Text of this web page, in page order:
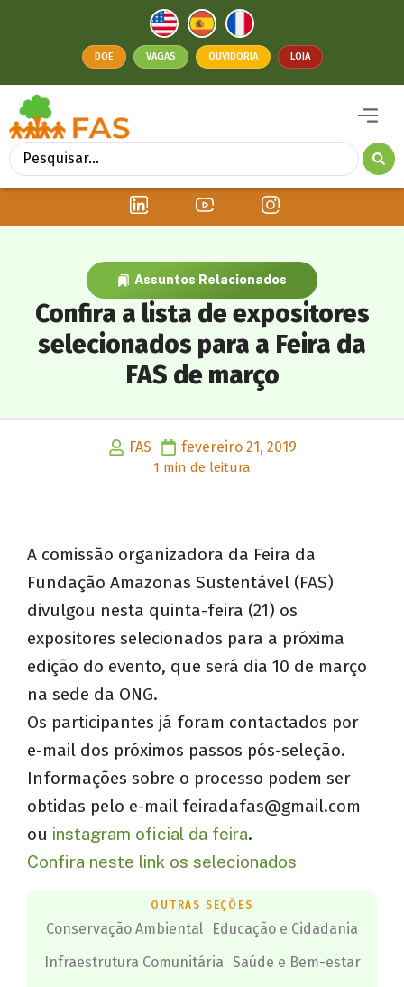
DOE VAGAS OUVIDORIA LOJA
Assuntos Relacionados
Confira a lista de expositores
selecionados para a Feira da
FAS de março
FAS fevereiro 21, 2019
1 min de leitura
A comissão organizadora da Feira da
Fundação Amazonas Sustentável (FAS)
divulgou nesta quinta-feira (21) os
expositores selecionados para a próxima
edição do evento, que será dia 10 de março
na sede da ONG.
Os participantes já foram contactados por
e-mail dos próximos passos pós-seleção.
Informações sobre o processo podem ser
obtidas pelo e-mail feiradafas@gmail.com
ou instagram oficial da feira.
Confira neste link os selecionados
OUTRAS SEÇÕES
Conservação Ambiental
Educação e Cidadania
Infraestrutura Comunitária Saúde e Bem-estar